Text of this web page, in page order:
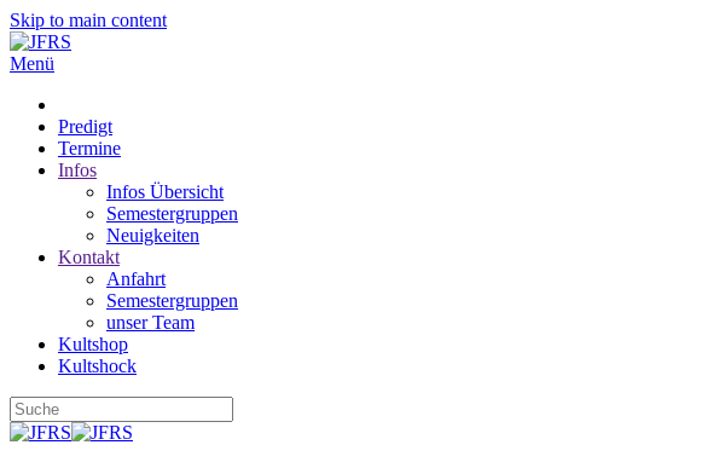
Skip to main content
Menü
Predigt
Termine
Infos
Infos Übersicht
Semestergruppen
Neuigkeiten
Kontakt
Anfahrt
Semestergruppen
unser Team
Kultshop
Kultshock